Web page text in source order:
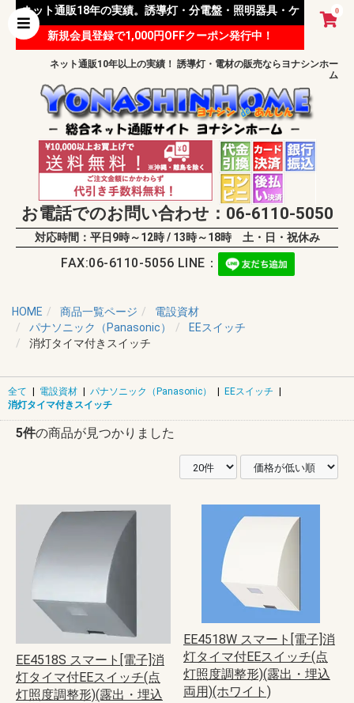
0
ネット通販18年の実績。誘導灯・分電盤・照明器具・ケ
ーブル等 様々な資材を取り扱っています。
新規会員登録で1,000円OFFクーポン発行中！
ネット通販10年以上の実績！ 誘導灯・電材の販売ならヨナシンホー
ム
お電話でのお問い合わせ：06-6110-5050
対応時間：平日9時～12時 / 13時～18時 土・日・祝休み
FAX:06-6110-5056 LINE：
HOME 商品一覧ページ
電設資材
パナソニック（Panasonic）
EEスイッチ
消灯タイマ付きスイッチ
全て | 電設資材 | パナソニック（Panasonic） | EEスイッチ |
消灯タイマ付きスイッチ
5件の商品が見つかりました
EE4518S スマート[電子]消
灯タイマ付EEスイッチ(点
灯照度調整形)(露出・埋込
EE4518W スマート[電子]消
灯タイマ付EEスイッチ(点
灯照度調整形)(露出・埋込
両用)(ホワイト)